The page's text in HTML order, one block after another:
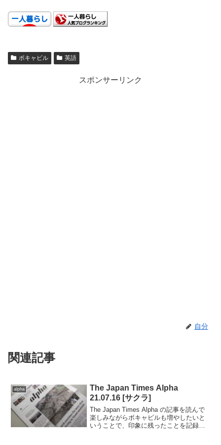
ボキャビル 英語
スポンサーリンク
自分
関連記事
alpha
The Japan Times Alpha
21.07.16 [サクラ]
The Japan Times Alpha の記事を読んで
楽しみながらボキャビルも増やしたいと
いうことで、印象に残ったことを記録し